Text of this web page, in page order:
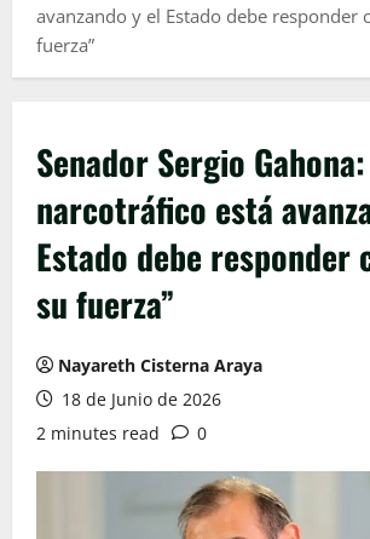
avanzando y el Estado debe responder
fuerza”
Senador Sergio
narcotráfico está
Estado debe responder
su fuerza”
Nayareth Cisterna Araya
18 de Junio de 2026
2 minutes read
0